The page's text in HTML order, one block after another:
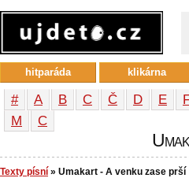
# A B C Č D E
М
С
Texty písní » Umakart - A venku zase prší
hitparáda klikárna